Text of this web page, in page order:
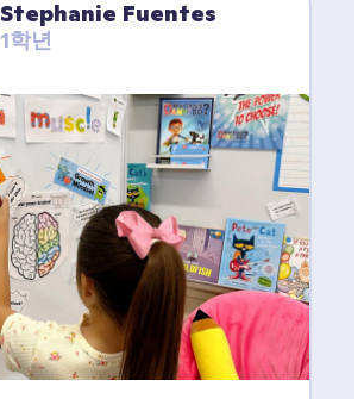
Stephanie Fuentes
1학년